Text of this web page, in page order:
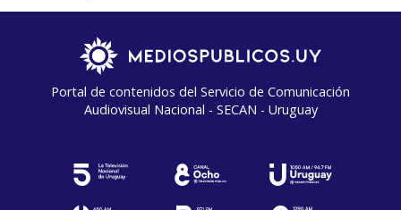
Portal de contenidos del Servicio de Comunicación
Audiovisual Nacional - SECAN - Uruguay